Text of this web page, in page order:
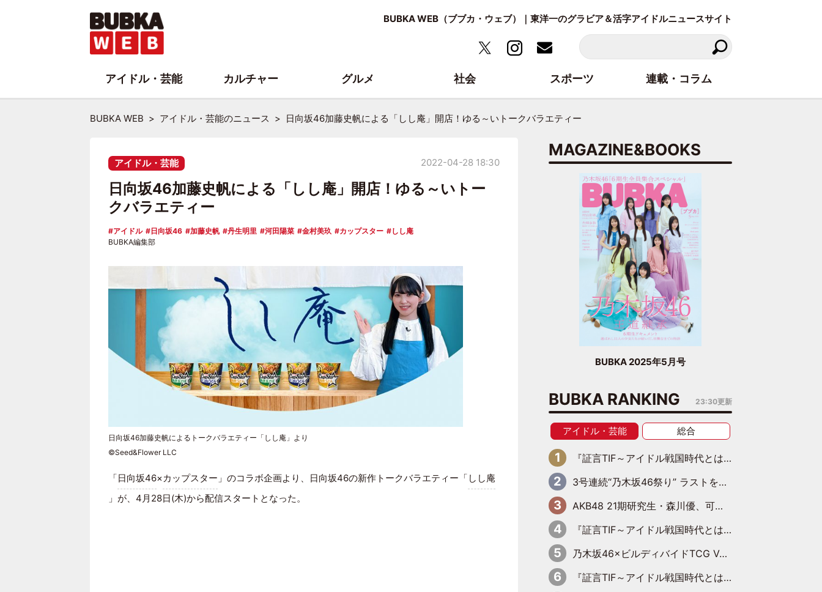
BUBKA WEB（ブブカ・ウェブ）｜東洋一のグラビア＆活字アイドルニュースサイト
BUBKA WEB アイドル・芸能のニュース 日向坂46加藤史帆による「しし庵」開店！ゆる～いトークバラエティー
アイドル・芸能 2022-04-28 18:30
日向坂46加藤史帆による「しし庵」開店！ゆる～いトー
クバラエティー
アイドル 日向坂46 加藤史帆 丹生明里 河田陽菜 金村美玖 カップスター
しし庵
BUBKA編集部
日向坂46加藤史帆によるトークバラエティー「しし庵」より
©︎Seed&Flower LLC
「日向坂46×カップスター 」のコラボ企画より、日向坂46の新作トークバラエティー「 しし庵
」が、4月28日(木)から配信スタートとなった。
MAGAZINE&BOOKS
BUBKA 2025年5月号
BUBKA RANKING 23:30更新
アイドル・芸能 総合
『証言TIF～アイドル戦国時代とはなんだったのか～』第6回：でんぱ組.inc・古川未鈴×相沢梨紗「『ハロプロやりたかったな』って言ったら、夢眠ねむさんに『てめえはでんぱ組．incなんだよ！』って肩パンされて(笑)」
3号連続“乃木坂46祭り” ラストを飾るのは賀喜遥香…5年ぶりの登場に「5年分大人になった私を見ていただけたら」
AKB48 21期研究生・森川優、可愛さもある大人の女性に
『証言TIF～アイドル戦国時代とはなんだったのか～』第10回：さくら学院・武藤彩未×飯田らうら「正直、中3で辞めるというのを信じてなくて。そう言われてはいたけど、嘘でしょって」
乃木坂46×ビルディバイドTCG Vol.2公開 賀喜遥香＆田村真佑が『京まふ』ステージに登壇
『証言TIF～アイドル戦国時代とはなんだったのか～』第11回：私立恵比寿中学・真山りか×安本彩花「TIFで10年ぶりのキョンシーメイクをしたら、場を完全に引かせてしまって。時代が変わったんだなって」
アイドル・芸能 カルチャー グルメ 社会 スポーツ 連載・コラム